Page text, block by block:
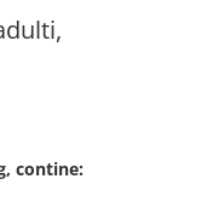
contine: